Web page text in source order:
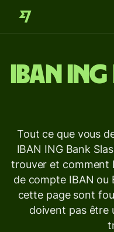
IBAN
Tout ce que vous
IBAN ING Bank
trouver et comment
de compte IBAN ou
cette page sont
doivent pas être